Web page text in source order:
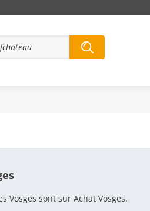
Vosges sont sur Achat Vosges.